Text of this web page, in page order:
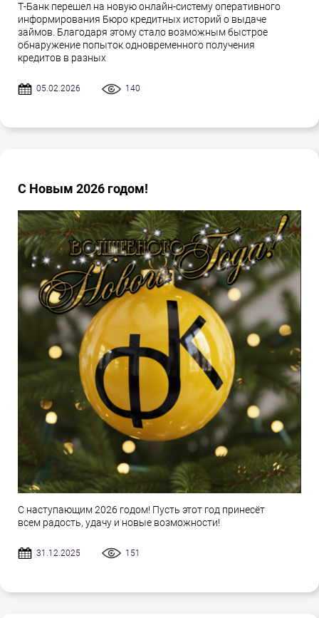
Т-Банк перешел на новую онлайн-систему оперативного
информирования Бюро кредитных историй о выдаче
займов. Благодаря этому стало возможным быстрое
обнаружение попыток одновременного получения
кредитов в разных
05.02.2026 140
С Новым 2026 годом!
С наступающим 2026 годом! Пусть этот год принесёт
всем радость, удачу и новые возможности!
31.12.2025 151